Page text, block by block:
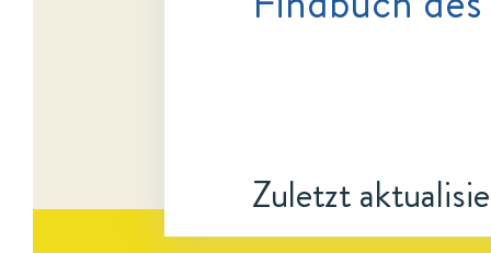
Zuletzt